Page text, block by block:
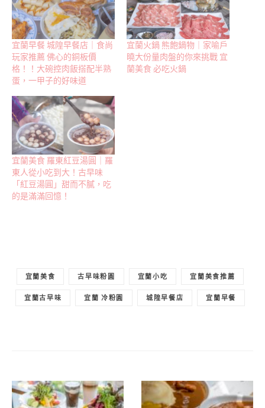
宜蘭早餐 城隍早餐店｜食尚
玩家推薦 佛心的銅板價
格！！大碗控肉飯搭配半熟
蛋，一甲子的好味道
宜蘭火鍋 熊飽鍋物｜家喻戶
曉大份量肉盤的你來挑戰 宜
蘭美食 必吃火鍋
宜蘭美食 羅東紅豆湯圓｜羅
東人從小吃到大！古早味
「紅豆湯圓」甜而不膩，吃
的是滿滿回憶！
宜蘭美食 古早味粉圓 宜蘭小吃 宜蘭美食推薦
宜蘭古早味 宜蘭 冷粉圓 城隍早餐店 宜蘭早餐